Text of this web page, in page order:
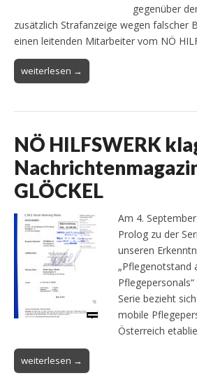
gegenüber
zusätzlich Strafanzeige wegen falscher
einen leitenden Mitarbeiter vom NÖ
weiterlesen →
NÖ HILFSWERK
GLÖCKEL
Am 4.
Prolog zu der
unseren
„Pflegenotstand
Serie bezieht
mobile
Österreich
weiterlesen →